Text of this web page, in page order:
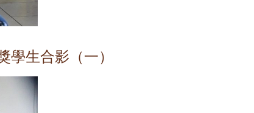
生合影（一）